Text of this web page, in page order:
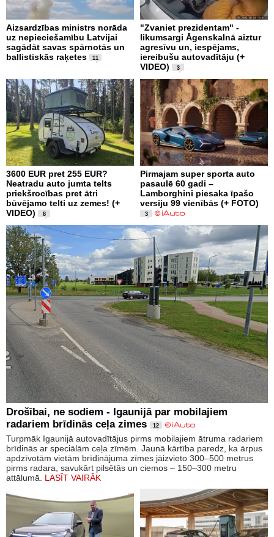
Aizsardzības ministrs norāda
uz nepieciešamību Latvijai
sagādāt savas spārnotās un
ballistiskās raķetes
11
"Zvaniet prezidentam" -
likumsargi Āgenskalnā aiztur
agresīvu un, iespējams,
iereibušu autovadītāju (+
VIDEO)
3
3600 EUR pret 255 EUR?
Neatradu auto jumta telts
priekšrocības pret ātri
būvējamo telti uz zemes! (+
VIDEO)
8
Pirmajam super sporta auto
pasaulē 60 gadi –
Lamborghini piesaka īpašo
versiju 99 vienībās (+ FOTO)
3
Drošībai, ne sodiem - Igaunijā par mobilajiem
radariem brīdinās ceļa zimes
12
Turpmāk Igaunijā autovadītājus pirms mobilajiem ātruma radariem
brīdinās ar speciālām ceļa zīmēm. Jaunā kārtība paredz, ka ārpus
apdzīvotām vietām brīdinājuma zīmes jāizvieto 300–500 metrus
pirms radara, savukārt pilsētās un ciemos – 150–300 metru
attālumā. LASĪT VAIRĀK